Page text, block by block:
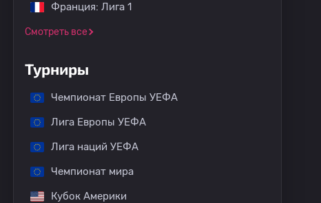
Франция: Лига 1
Смотреть все
Турниры
Чемпионат Европы УЕФА
Лига Европы УЕФА
Лига наций УЕФА
Чемпионат мира
Кубок Америки